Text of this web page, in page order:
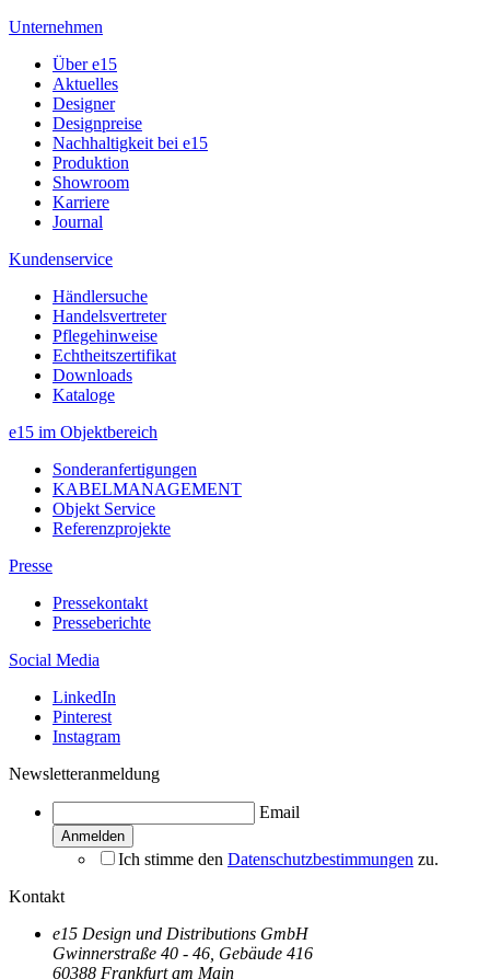
Unternehmen
Über e15
Aktuelles
Designer
Designpreise
Nachhaltigkeit bei e15
Produktion
Showroom
Karriere
Journal
Kundenservice
Händlersuche
Handelsvertreter
Pflegehinweise
Echtheitszertifikat
Downloads
Kataloge
e15 im Objektbereich
Sonderanfertigungen
KABELMANAGEMENT
Objekt Service
Referenzprojekte
Presse
Pressekontakt
Presseberichte
Social Media
LinkedIn
Pinterest
Instagram
Newsletteranmeldung
Email
Ich stimme den Datenschutzbestimmungen zu.
Kontakt
e15 Design und Distributions GmbH
Gwinnerstraße 40 - 46, Gebäude 416
60388 Frankfurt am Main